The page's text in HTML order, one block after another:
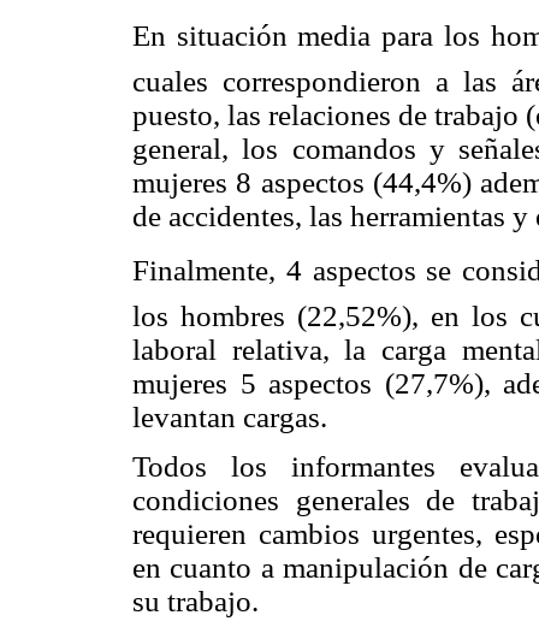
En situación media para los
cuales correspondieron a las
puesto, las relaciones de trabajo
general, los comandos y
mujeres 8 aspectos (44,4%)
de accidentes, las herramientas
Finalmente, 4 aspectos se
los hombres (22,52%), en los
laboral relativa, la carga
mujeres 5 aspectos (27,7%),
levantan cargas.
Todos los informantes
condiciones generales de
requieren cambios urgentes,
en cuanto a manipulación de
su trabajo.